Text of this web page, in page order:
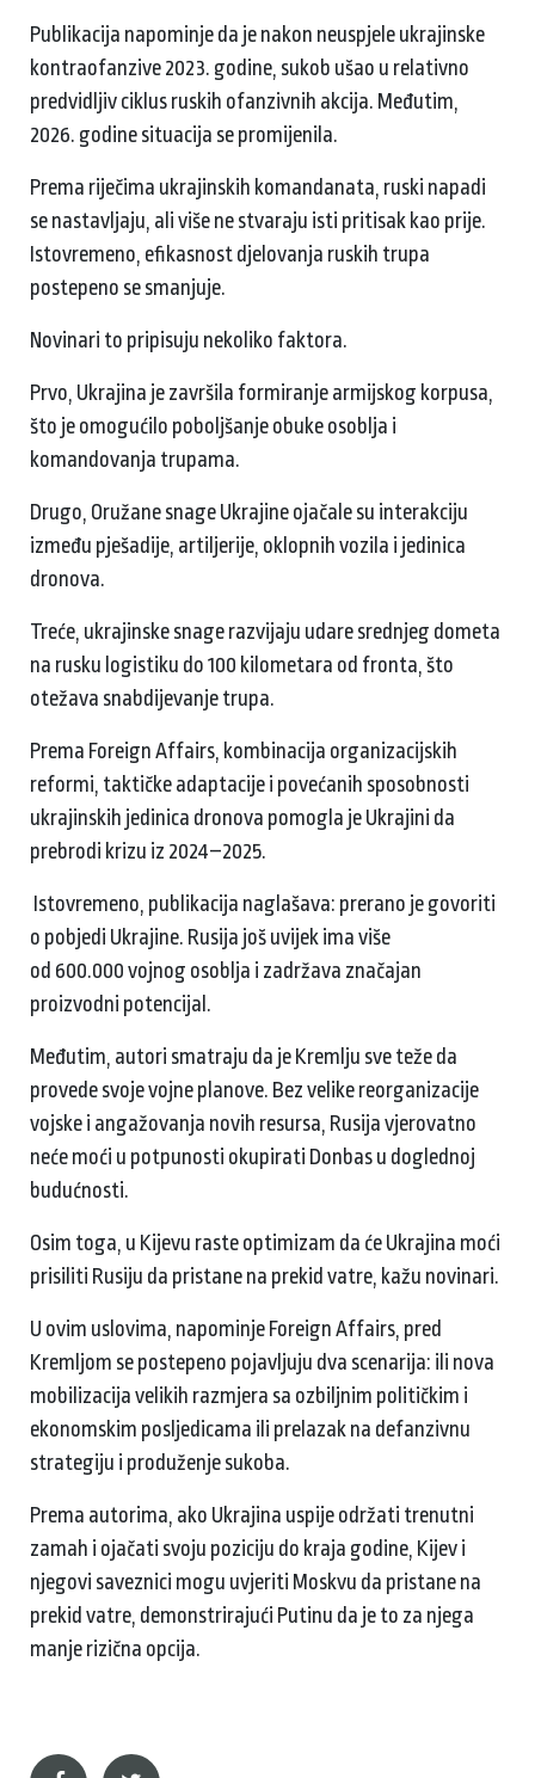
Publikacija napominje da je nakon neuspjele ukrajinske
kontraofanzive 2023. godine, sukob ušao u relativno
predvidljiv ciklus ruskih ofanzivnih akcija. Međutim,
2026. godine situacija se promijenila.
Prema riječima ukrajinskih komandanata, ruski napadi
se nastavljaju, ali više ne stvaraju isti pritisak kao prije.
Istovremeno, efikasnost djelovanja ruskih trupa
postepeno se smanjuje.
Novinari to pripisuju nekoliko faktora.
Prvo, Ukrajina je završila formiranje armijskog korpusa,
što je omogućilo poboljšanje obuke osoblja i
komandovanja trupama.
Drugo, Oružane snage Ukrajine ojačale su interakciju
između pješadije, artiljerije, oklopnih vozila i jedinica
dronova.
Treće, ukrajinske snage razvijaju udare srednjeg dometa
na rusku logistiku do 100 kilometara od fronta, što
otežava snabdijevanje trupa.
Prema Foreign Affairs, kombinacija organizacijskih
reformi, taktičke adaptacije i povećanih sposobnosti
ukrajinskih jedinica dronova pomogla je Ukrajini da
prebrodi krizu iz 2024–2025.
Istovremeno, publikacija naglašava: prerano je govoriti
o pobjedi Ukrajine. Rusija još uvijek ima više
od 600.000 vojnog osoblja i zadržava značajan
proizvodni potencijal.
Međutim, autori smatraju da je Kremlju sve teže da
provede svoje vojne planove. Bez velike reorganizacije
vojske i angažovanja novih resursa, Rusija vjerovatno
neće moći u potpunosti okupirati Donbas u doglednoj
budućnosti.
Osim toga, u Kijevu raste optimizam da će Ukrajina moći
prisiliti Rusiju da pristane na prekid vatre, kažu novinari.
U ovim uslovima, napominje Foreign Affairs, pred
Kremljom se postepeno pojavljuju dva scenarija: ili nova
mobilizacija velikih razmjera sa ozbiljnim političkim i
ekonomskim posljedicama ili prelazak na defanzivnu
strategiju i produženje sukoba.
Prema autorima, ako Ukrajina uspije održati trenutni
zamah i ojačati svoju poziciju do kraja godine, Kijev i
njegovi saveznici mogu uvjeriti Moskvu da pristane na
prekid vatre, demonstrirajući Putinu da je to za njega
manje rizična opcija.